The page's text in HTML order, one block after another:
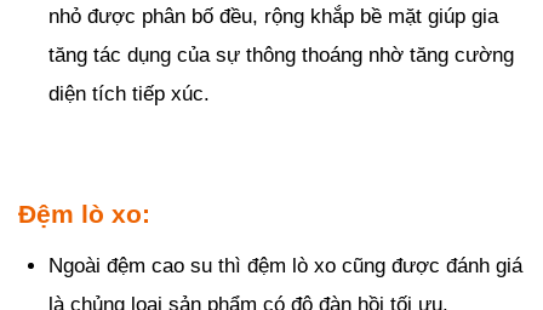
nhỏ được phân bố đều, rộng khắp bề mặt giúp gia
tăng tác dụng của sự thông thoáng nhờ tăng cường
diện tích tiếp xúc.
Đệm lò xo:
Ngoài đệm cao su thì đệm lò xo cũng được đánh giá
là chủng loại sản phẩm có độ đàn hồi tối ưu.